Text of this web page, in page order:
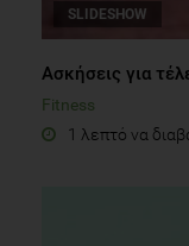
SLIDESHOW
Aσκήσεις για
Fitness
1 λεπτό να